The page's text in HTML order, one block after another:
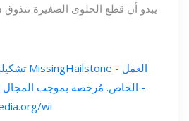
يبدو أن قطع الحلوى الصغيرة
الخاص. مُرخصة بموجب المجال
wi